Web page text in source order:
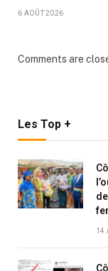
6 AOÛT 2026
Comments are
Les Top +
14